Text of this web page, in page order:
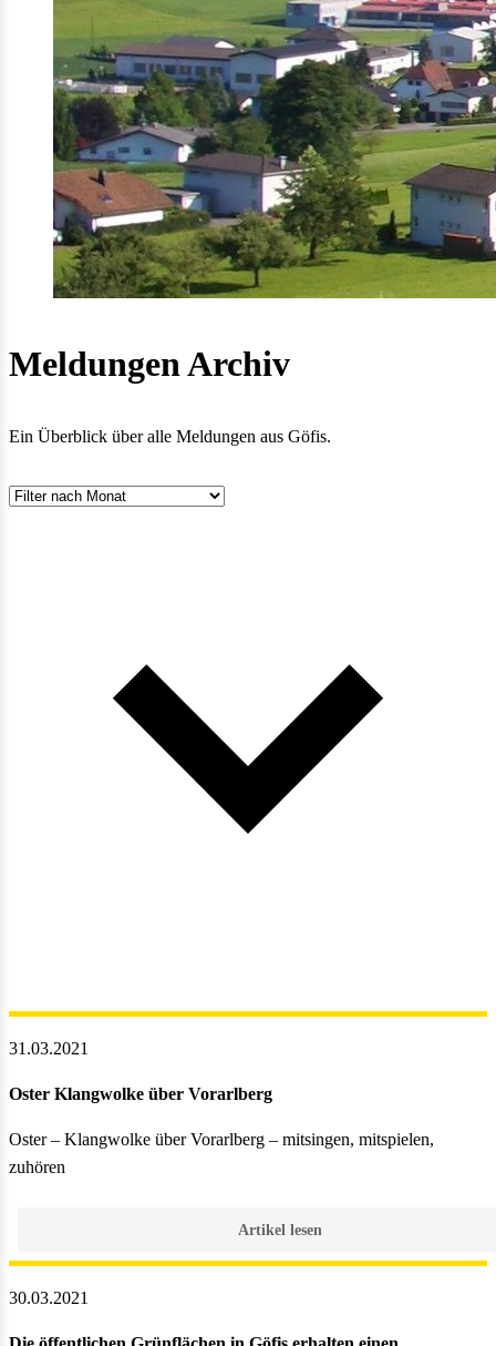
Meldungen Archiv
Ein Überblick über alle Meldungen aus Göfis.
31.03.2021
Oster Klangwolke über Vorarlberg
Oster – Klangwolke über Vorarlberg – mitsingen, mitspielen,
zuhören
Artikel lesen
30.03.2021